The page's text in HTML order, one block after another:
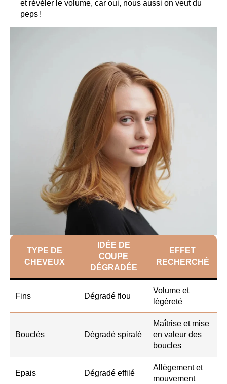
et révéler le volume, car oui, nous aussi on veut du
peps !
TYPE DE
CHEVEUX
IDÉE DE
COUPE
DÉGRADÉE
EFFET
RECHERCHÉ
Fins Dégradé flou
Volume et
légèreté
Bouclés Dégradé spiralé
Maîtrise et mise
en valeur des
boucles
Epais Dégradé effilé
Allègement et
mouvement